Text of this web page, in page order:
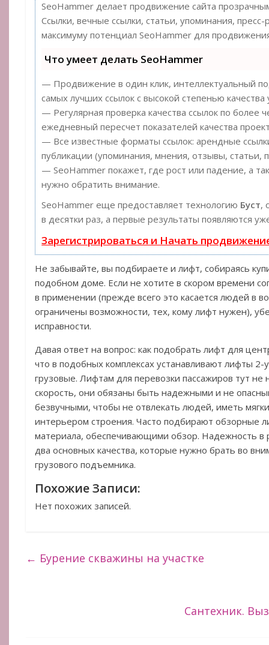
SeoHammer делает продвижение сайта
Ссылки, вечные ссылки, статьи, упоминания,
максимуму потенциал SeoHammer для
Что умеет делать SeoHammer
— Продвижение в один клик, интеллектуальный
самых лучших ссылок с высокой степенью
— Регулярная проверка качества ссылок по более
ежедневный пересчет показателей качества
— Все известные форматы ссылок: арендные
публикации (упоминания, мнения, отзывы, статьи,
— SeoHammer покажет, где рост или падение, а
нужно обратить внимание.
SeoHammer еще предоставляет технологию Буст,
в десятки раз, а первые результаты появляются
Зарегистрироваться и Начать
Не забывайте, вы подбираете и лифт, собираясь
подобном доме. Если не хотите в скором времени
в применении (прежде всего это касается людей в
ограничены возможности, тех, кому лифт нужен),
исправности.
Давая ответ на вопрос: как подобрать лифт для
что в подобных комплексах устанавливают лифты 2-
грузовые. Лифтам для перевозки пассажиров тут не
скорость, они обязаны быть надежными и не
безвучными, чтобы не отвлекать людей, иметь
интерьером строения. Часто подбирают обзорные
материала, обеспечивающими обзор. Надежность в
два основных качества, которые нужно брать во
грузового подъемника.
Похожие Записи:
Нет похожих записей.
← Бурение скважины на участке
Сантехник.